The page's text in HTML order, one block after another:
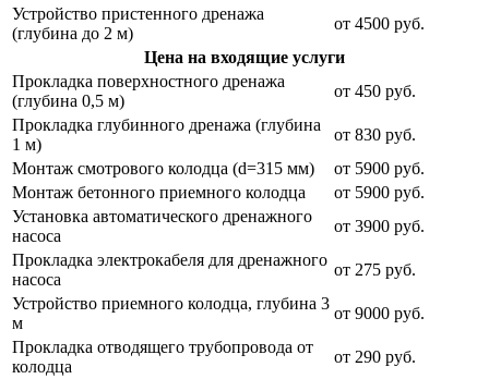
Устройство пристенного дренажа
(глубина до 2 м)
от 4500 руб.
Цена на входящие услуги
Прокладка поверхностного дренажа
(глубина 0,5 м)
от 450 руб.
Прокладка глубинного дренажа (глубина
1 м)
от 830 руб.
Монтаж смотрового колодца (d=315 мм)
от 5900 руб.
Монтаж бетонного приемного колодца
от 5900 руб.
Установка автоматического дренажного
насоса
от 3900 руб.
Прокладка электрокабеля для дренажного
насоса
от 275 руб.
Устройство приемного колодца, глубина 3
м
от 9000 руб.
Прокладка отводящего трубопровода от
колодца
от 290 руб.